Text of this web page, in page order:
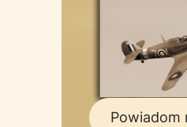
Powiadom